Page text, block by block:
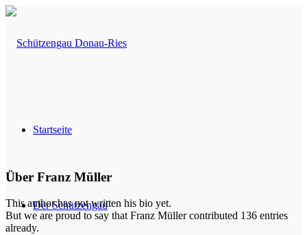
Startseite
Der Schützengau
Über Franz Müller
This author has not written his bio yet.
But we are proud to say thatFranz Müllercontributed 136 entries
already.